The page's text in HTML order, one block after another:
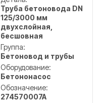
Труба бетоновода DN
125/3000 мм
двухслойная,
бесшовная
Группа:
Бетоновод и трубы
Оборудование:
Бетононасос
Обозначение:
274570007A